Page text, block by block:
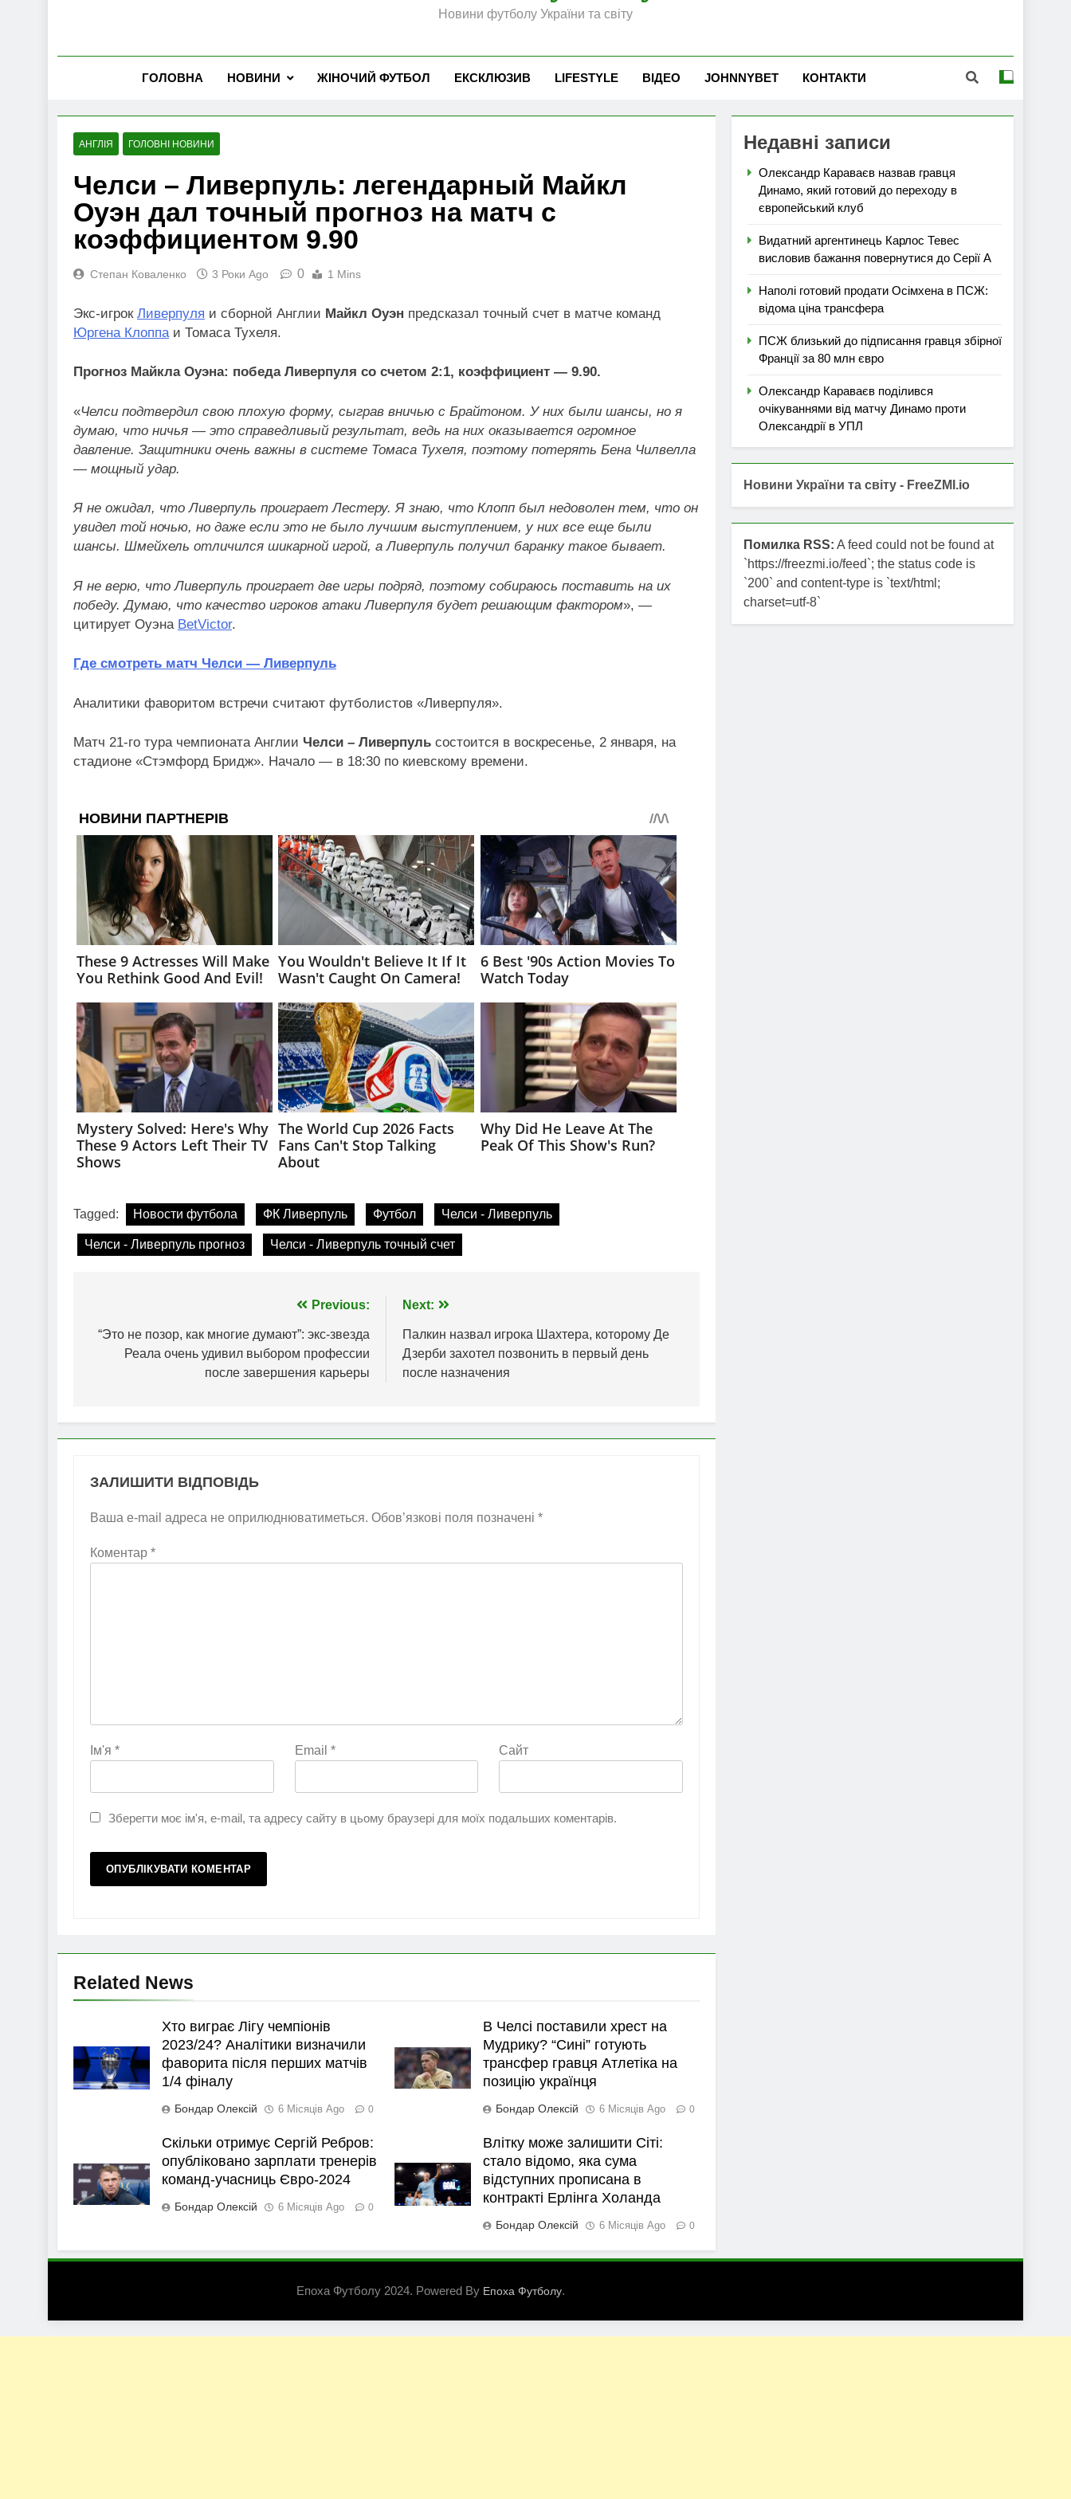
Новини футболу України та світу
ГОЛОВНА НОВИНИ ЖІНОЧИЙ ФУТБОЛ ЕКСКЛЮЗИВ LIFESTYLE ВІДЕО JOHNNYBET КОНТАКТИ
АНГЛІЯ ГОЛОВНІ НОВИНИ
Челси – Ливерпуль: легендарный Майкл
Оуэн дал точный прогноз на матч с
коэффициентом 9.90
Степан Коваленко 3 Роки Ago 0 1 Mins
Экс-игрок Ливерпуля и сборной Англии Майкл Оуэн предсказал точный счет в матче команд
Юргена Клоппа и Томаса Тухеля.
Прогноз Майкла Оуэна: победа Ливерпуля со счетом 2:1, коэффициент — 9.90.
«Челси подтвердил свою плохую форму, сыграв вничью с Брайтоном. У них были шансы, но я
думаю, что ничья — это справедливый результат, ведь на них оказывается огромное
давление. Защитники очень важны в системе Томаса Тухеля, поэтому потерять Бена Чилвелла
— мощный удар.
Я не ожидал, что Ливерпуль проиграет Лестеру. Я знаю, что Клопп был недоволен тем, что он
увидел той ночью, но даже если это не было лучшим выступлением, у них все еще были
шансы. Шмейхель отличился шикарной игрой, а Ливерпуль получил баранку такое бывает.
Я не верю, что Ливерпуль проиграет две игры подряд, поэтому собираюсь поставить на их
победу. Думаю, что качество игроков атаки Ливерпуля будет решающим фактором», —
цитирует Оуэна BetVictor.
Где смотреть матч Челси — Ливерпуль
Аналитики фаворитом встречи считают футболистов «Ливерпуля».
Матч 21-го тура чемпионата Англии Челси – Ливерпуль состоится в воскресенье, 2 января, на
стадионе «Стэмфорд Бридж». Начало — в 18:30 по киевскому времени.
Tagged: Новости футбола ФК Ливерпуль Футбол Челси - Ливерпуль
Челси - Ливерпуль прогноз Челси - Ливерпуль точный счет
записів
Previous:
“Это не позор, как многие думают”: экс-звезда
Реала очень удивил выбором профессии
после завершения карьеры
Next:
Палкин назвал игрока Шахтера, которому Де
Дзерби захотел позвонить в первый день
после назначения
ЗАЛИШИТИ ВІДПОВІДЬ
Ваша e-mail адреса не оприлюднюватиметься. Обов’язкові поля позначені *
Коментар *
Ім'я * Email * Сайт
Зберегти моє ім'я, e-mail, та адресу сайту в цьому браузері для моїх подальших коментарів.
Related News
Хто виграє Лігу чемпіонів
2023/24? Аналітики визначили
фаворита після перших матчів
1/4 фіналу
Бондар Олексій 6 Місяців Ago 0
В Челсі поставили хрест на
Мудрику? “Сині” готують
трансфер гравця Атлетіка на
позицію українця
Бондар Олексій 6 Місяців Ago 0
Скільки отримує Сергій Ребров:
опубліковано зарплати тренерів
команд-учасниць Євро-2024
Бондар Олексій 6 Місяців Ago 0
Влітку може залишити Сіті:
стало відомо, яка сума
відступних прописана в
контракті Ерлінга Холанда
Бондар Олексій 6 Місяців Ago 0
Недавні записи
Олександр Караваєв назвав гравця
Динамо, який готовий до переходу в
європейський клуб
Видатний аргентинець Карлос Тевес
висловив бажання повернутися до Серії А
Наполі готовий продати Осімхена в ПСЖ:
відома ціна трансфера
ПСЖ близький до підписання гравця збірної
Франції за 80 млн євро
Олександр Караваєв поділився
очікуваннями від матчу Динамо проти
Олександрії в УПЛ
Новини України та світу - FreeZMI.io
Помилка RSS: A feed could not be found at
`https://freezmi.io/feed`; the status code is
`200` and content-type is `text/html;
charset=utf-8`
Епоха Футболу 2024. Powered By Епоха Футболу.